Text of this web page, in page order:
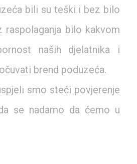
bili su teški i bez bilo
raspolaganja bilo kakvom
naših djelatnika i
brend poduzeća.
smo steći povjerenje
se nadamo da ćemo u